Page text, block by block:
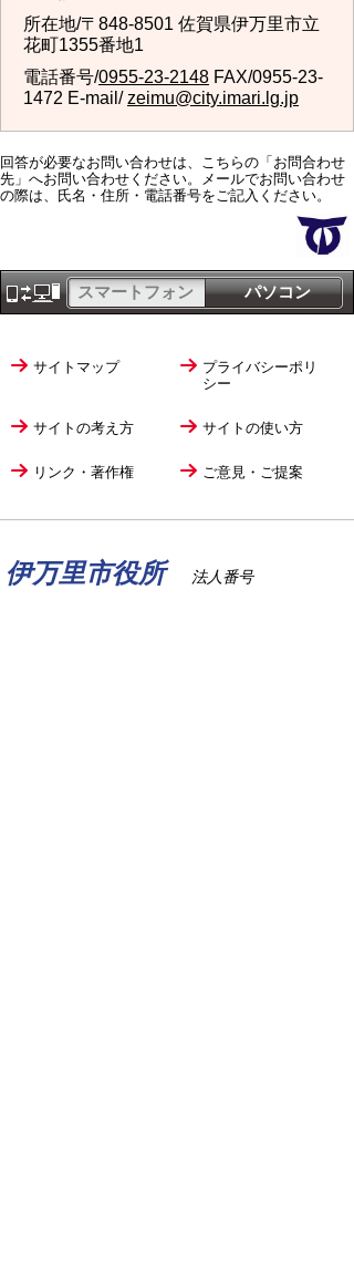
所在地/〒848-8501 佐賀県伊万里市立
花町1355番地1
電話番号/0955-23-2148 FAX/0955-23-
1472 E-mail/zeimu@city.imari.lg.jp
回答が必要なお問い合わせは、こちらの「お問合わせ
先」へお問い合わせください。メールでお問い合わせ
の際は、氏名・住所・電話番号をご記入ください。
パソコン
スマートフォン
サイトマップ
プライバシーポリ
シー
サイトの考え方 サイトの使い方
リンク・著作権 ご意見・ご提案
伊万里市役所
法人番号